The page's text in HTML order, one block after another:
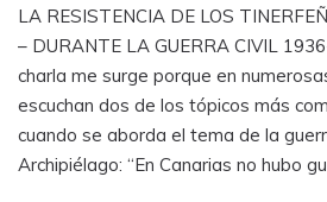
LA RESISTENCIA DE LOS
– DURANTE LA GUERRA CIVIL
charla me surge porque en
escuchan dos de los tópicos más
cuando se aborda el tema de la
Archipiélago: “En Canarias no hubo